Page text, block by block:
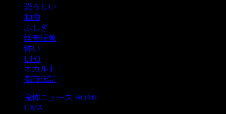
恐ろしい
動物
ふしぎ
怪奇現象
怖い
UFO
オカルト
都市伝説
鬼怖ニュース HOME
UMA